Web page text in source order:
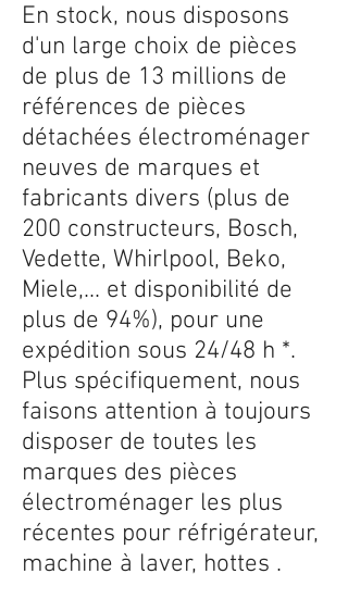
En stock, nous disposons
d'un large choix de pièces
de plus de 13 millions de
références de pièces
détachées électroménager
neuves de marques et
fabricants divers (plus de
200 constructeurs, Bosch,
Vedette, Whirlpool, Beko,
Miele,... et disponibilité de
plus de 94%), pour une
expédition sous 24/48 h *.
Plus spécifiquement, nous
faisons attention à toujours
disposer de toutes les
marques des pièces
électroménager les plus
récentes pour réfrigérateur,
machine à laver, hottes .